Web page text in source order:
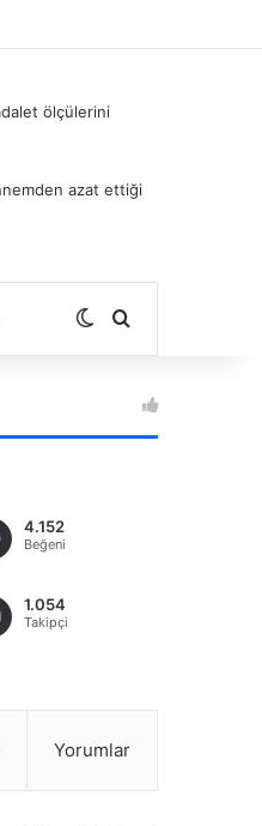
ölçülerini
azat ettiği
Dış görünümü
4.152
Beğeni
1.054
Takipçi
Yorumlar